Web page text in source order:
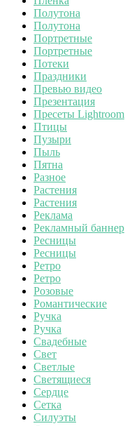
Полутона
Полутона
Портретные
Портретные
Потеки
Праздники
Превью видео
Презентация
Пресеты Lightroom
Птицы
Пузыри
Пыль
Пятна
Разное
Растения
Растения
Реклама
Рекламный баннер
Ресницы
Ресницы
Ретро
Ретро
Розовые
Романтические
Ручка
Ручка
Свадебные
Свет
Светлые
Светящиеся
Сердце
Сетка
Силуэты